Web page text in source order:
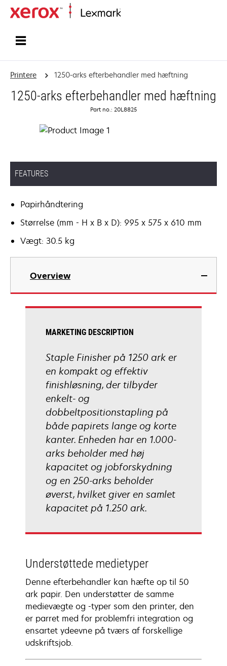
Printere 1250-arks efterbehandler med hæftning
1250-arks efterbehandler med hæftning
Part no.: 20L8825
FEATURES
Papirhåndtering
Størrelse (mm - H x B x D): 995 x 575 x 610 mm
Vægt: 30.5 kg
Overview
MARKETING DESCRIPTION
Staple Finisher på 1250 ark er
en kompakt og effektiv
finishløsning, der tilbyder
enkelt- og
dobbeltpositionstapling på
både papirets lange og korte
kanter. Enheden har en 1.000-
arks beholder med høj
kapacitet og jobforskydning
og en 250-arks beholder
øverst, hvilket giver en samlet
kapacitet på 1.250 ark.
Understøttede medietyper
Denne efterbehandler kan hæfte op til 50
ark papir. Den understøtter de samme
medievægte og -typer som den printer, den
er parret med for problemfri integration og
ensartet ydeevne på tværs af forskellige
udskriftsjob.